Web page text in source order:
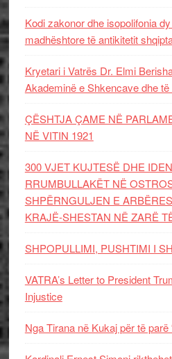
Kodi zakonor dhe isopolifonia
madhështore të antikitetit
Kryetari i Vatrës Dr. Elmi
Akademinë e Shkencave dhe
ÇËSHTJA ÇAME NË
NË VITIN 1921
300 VJET KUJTESË DHE
RRUMBULLAKËT NË
SHPËRNGULJEN E
KRAJË-SHESTAN NË ZARË
SHPOPULLIMI, PUSHTIMI I
VATRA’s Letter to President
Injustice
Nga Tirana në Kukaj për të parë